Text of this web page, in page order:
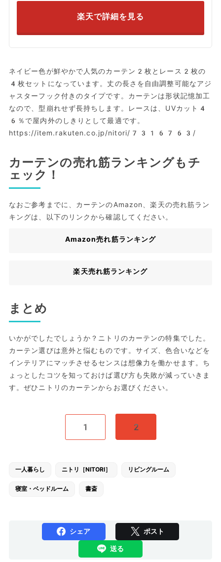
楽天で詳細を見る
ネイビー色が鮮やかで人気のカーテン2枚とレース2枚の
4枚セットになっています。丈の長さを自由調整可能なアジ
ャスターフック付きのタイプです。カーテンは形状記憶加工
なので、型崩れせず長持ちします。レースは、UVカット4
6％で屋内外のしきりとして最適です。
https://item.rakuten.co.jp/nitori/7316763/
カーテンの売れ筋ランキングもチ
ェック！
なおご参考までに、カーテンのAmazon、楽天の売れ筋ラン
キングは、以下のリンクから確認してください。
Amazon売れ筋ランキング
楽天売れ筋ランキング
まとめ
いかがでしたでしょうか？ニトリのカーテンの特集でした。
カーテン選びは意外と悩むものです。サイズ、色合いなどを
インテリアにマッチさせるセンスは想像力を働かせます。ち
ょっとしたコツを知っておけば選び方も失敗が減っていきま
す。ぜひニトリのカーテンからお選びください。
1 2
一人暮らし ニトリ［NITORI］ リビングルーム
寝室・ベッドルーム 書斎
シェア ポスト
送る